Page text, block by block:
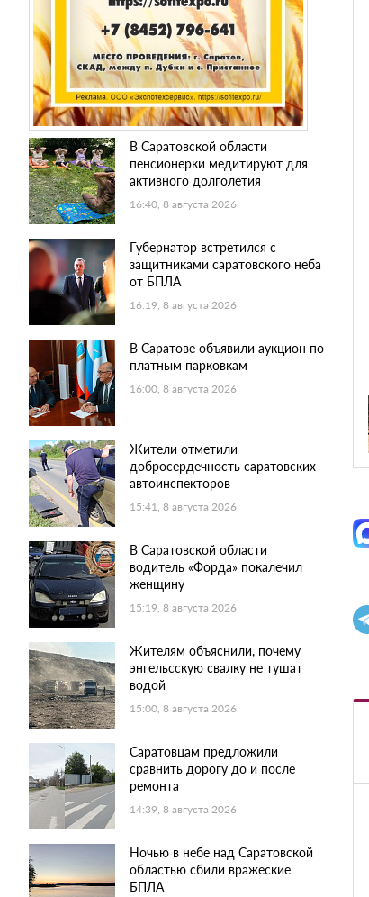
В Саратовской области
пенсионерки медитируют для
активного долголетия
16:40, 8 августа 2026
Губернатор встретился с
защитниками саратовского неба
от БПЛА
16:19, 8 августа 2026
В Саратове объявили аукцион по
платным парковкам
16:00, 8 августа 2026
Жители отметили
добросердечность саратовских
автоинспекторов
15:41, 8 августа 2026
В Саратовской области
водитель «Форда» покалечил
женщину
15:19, 8 августа 2026
Жителям объяснили, почему
энгельсскую свалку не тушат
водой
15:00, 8 августа 2026
Саратовцам предложили
сравнить дорогу до и после
ремонта
14:39, 8 августа 2026
Ночью в небе над Саратовской
областью сбили вражеские
БПЛА